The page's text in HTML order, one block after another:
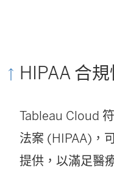
HIPAA 合
Tableau Cloud
法案 (HIPAA)，
提供，以滿足醫